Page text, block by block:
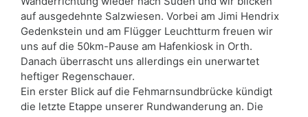
auf ausgedehnte Salzwiesen. Vorbei am Jimi Hendrix
Gedenkstein und am Flügger Leuchtturm freuen wir
uns auf die 50km-Pause am Hafenkiosk in Orth.
Danach überrascht uns allerdings ein unerwartet
heftiger Regenschauer.
Ein erster Blick auf die Fehmarnsundbrücke kündigt
die letzte Etappe unserer Rundwanderung an. Die